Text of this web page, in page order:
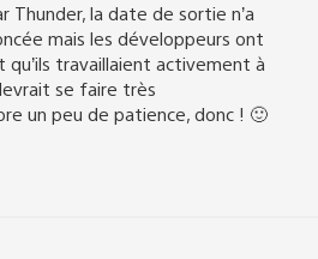
Thunder, la date de sortie n’a
mais les développeurs ont
travaillaient activement à
se faire très
un peu de patience, donc ! 🙂